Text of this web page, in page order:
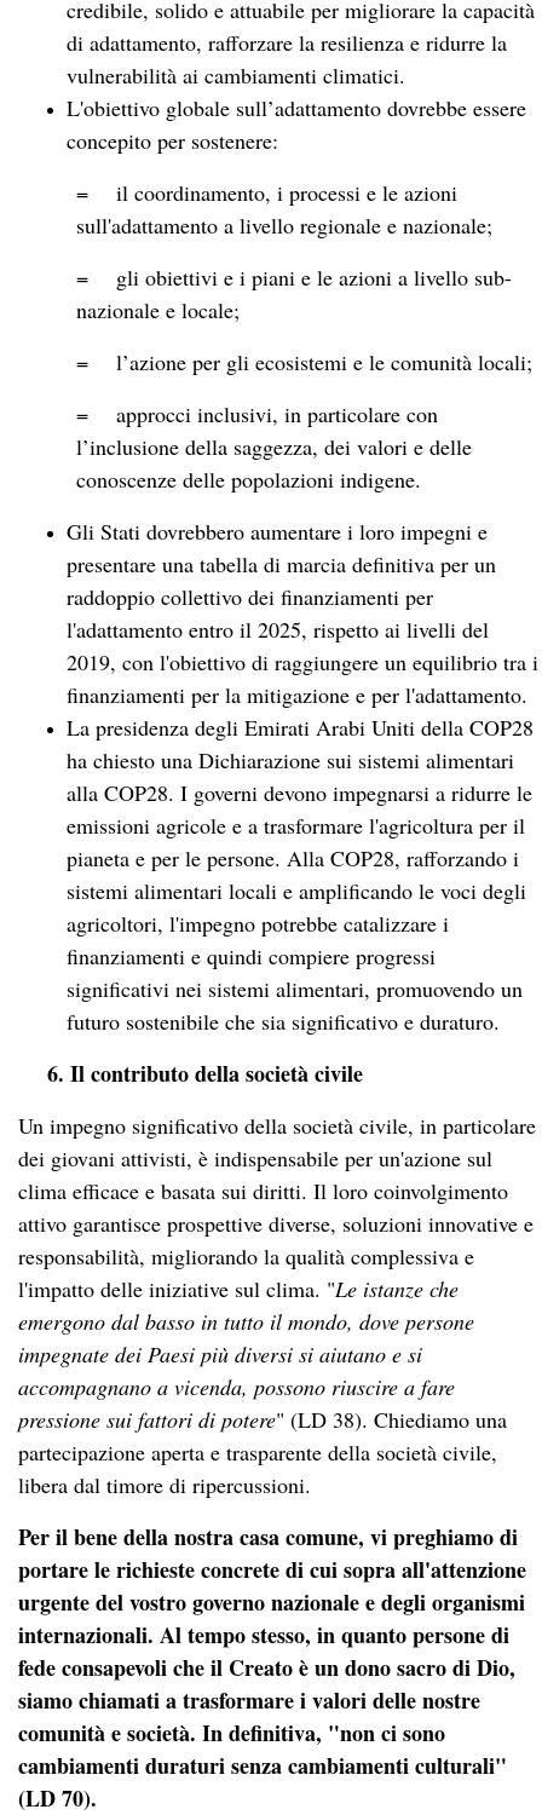
credibile, solido e attuabile per migliorare la capacità
di adattamento, rafforzare la resilienza e ridurre la
vulnerabilità ai cambiamenti climatici.
L'obiettivo globale sull’adattamento dovrebbe essere
concepito per sostenere:
= il coordinamento, i processi e le azioni
sull'adattamento a livello regionale e nazionale;
= gli obiettivi e i piani e le azioni a livello sub-
nazionale e locale;
= l’azione per gli ecosistemi e le comunità locali;
= approcci inclusivi, in particolare con
l’inclusione della saggezza, dei valori e delle
conoscenze delle popolazioni indigene.
Gli Stati dovrebbero aumentare i loro impegni e
presentare una tabella di marcia definitiva per un
raddoppio collettivo dei finanziamenti per
l'adattamento entro il 2025, rispetto ai livelli del
2019, con l'obiettivo di raggiungere un equilibrio tra i
finanziamenti per la mitigazione e per l'adattamento.
La presidenza degli Emirati Arabi Uniti della COP28
ha chiesto una Dichiarazione sui sistemi alimentari
alla COP28. I governi devono impegnarsi a ridurre le
emissioni agricole e a trasformare l'agricoltura per il
pianeta e per le persone. Alla COP28, rafforzando i
sistemi alimentari locali e amplificando le voci degli
agricoltori, l'impegno potrebbe catalizzare i
finanziamenti e quindi compiere progressi
significativi nei sistemi alimentari, promuovendo un
futuro sostenibile che sia significativo e duraturo.
6. Il contributo della società civile
Un impegno significativo della società civile, in particolare
dei giovani attivisti, è indispensabile per un'azione sul
clima efficace e basata sui diritti. Il loro coinvolgimento
attivo garantisce prospettive diverse, soluzioni innovative e
responsabilità, migliorando la qualità complessiva e
l'impatto delle iniziative sul clima. "Le istanze che
emergono dal basso in tutto il mondo, dove persone
impegnate dei Paesi più diversi si aiutano e si
accompagnano a vicenda, possono riuscire a fare
pressione sui fattori di potere" (LD 38). Chiediamo una
partecipazione aperta e trasparente della società civile,
libera dal timore di ripercussioni.
Per il bene della nostra casa comune, vi preghiamo di
portare le richieste concrete di cui sopra all'attenzione
urgente del vostro governo nazionale e degli organismi
internazionali. Al tempo stesso, in quanto persone di
fede consapevoli che il Creato è un dono sacro di Dio,
siamo chiamati a trasformare i valori delle nostre
comunità e società. In definitiva, "non ci sono
cambiamenti duraturi senza cambiamenti culturali"
(LD 70).